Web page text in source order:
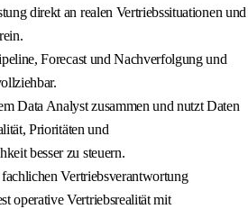
direkt an realen Vertriebssituationen und
Forecast und Nachverfolgung und
Data Analyst zusammen und nutzt Daten
Prioritäten und
besser zu steuern.
Vertriebsverantwortung
operative Vertriebsrealität mit